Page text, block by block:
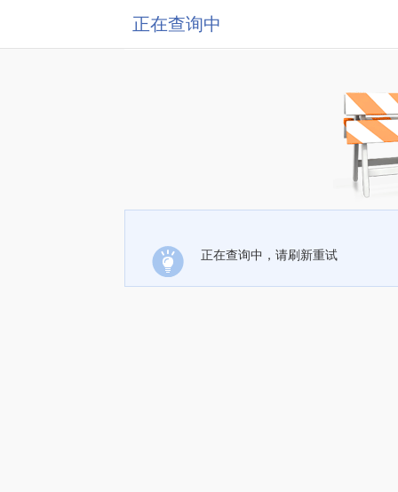
正在查询中
正在查询中，请刷新重试